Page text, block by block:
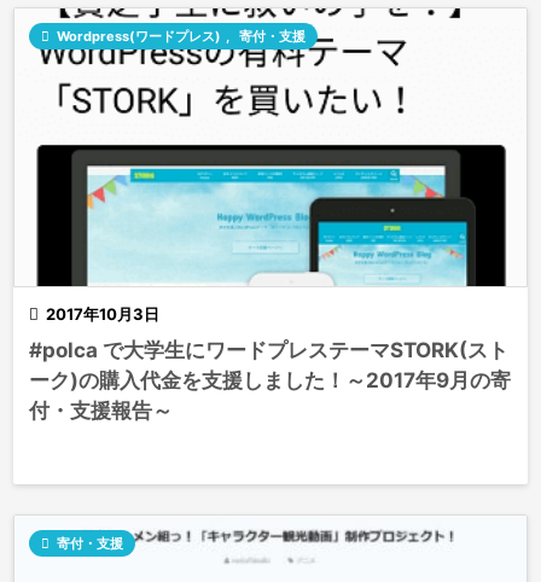
 2017年10月3日
 Wordpress(ワードプレス) , 寄付・支援
#polca で大学生にワードプレステーマSTORK(スト
ーク)の購入代金を支援しました！～2017年9月の寄
付・支援報告～
 寄付・支援